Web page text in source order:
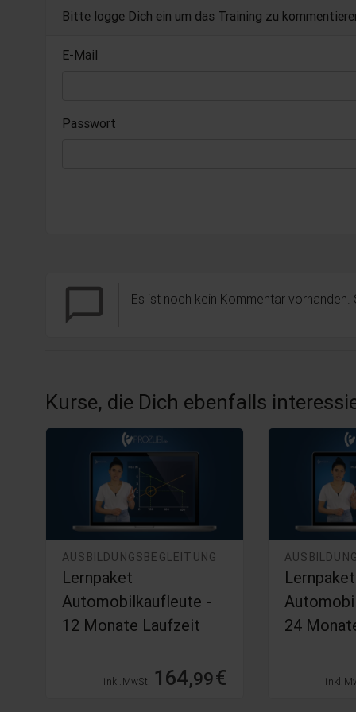
Bitte logge Dich ein um das Training zu
E-Mail
Passwort
chat_bubble_outline Es ist noch kein Kommentar
Kurse, die Dich ebenfalls
AUSBILDUNGSBEGLEITUNG
Lernpaket
Automobilkaufleute -
12 Monate Laufzeit
inkl. MwSt. 164,99€
Lernpaket
24
inkl.